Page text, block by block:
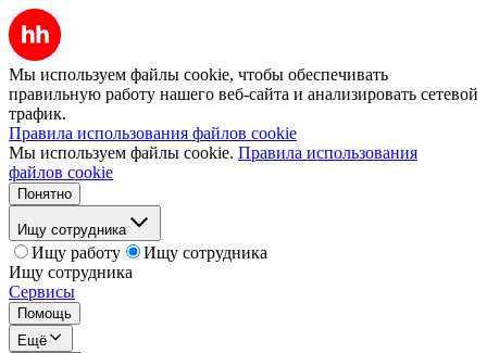
Мы используем файлы cookie, чтобы обеспечивать
правильную работу нашего веб-сайта и анализировать сетевой
трафик.
Правила использования файлов cookie
Мы используем файлы cookie. Правила использования
файлов cookie
Понятно
Ищу сотрудника
Ищу работу
Ищу сотрудника
Ищу сотрудника
Сервисы
Помощь
Ещё